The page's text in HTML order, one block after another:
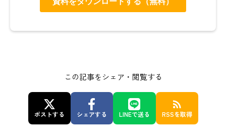
この記事をシェア・閲覧する
ポストする シェアする LINEで送る
rss_feed
RSSを取得